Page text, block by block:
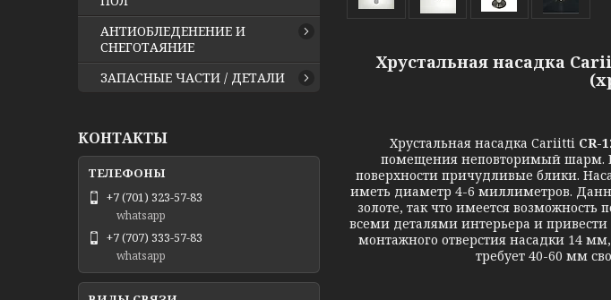
Хрустальная насадка
Хрустальная насадка CariittiCR-
помещения неповторимый шарм.
поверхности причудливые блики.
иметь диаметр 4-6 миллиметров.
золоте, так что имеется
всеми деталями интерьера и
монтажного отверстия насадки 14
требует 40-60 мм
АНТИОБЛЕДЕНЕНИЕ И
СНЕГОТАЯНИЕ
ЗАПАСНЫЕ ЧАСТИ / ДЕТАЛИ
КОНТАКТЫ
+7 (701) 323-57-83
whatsapp
+7 (707) 333-57-83
whatsapp